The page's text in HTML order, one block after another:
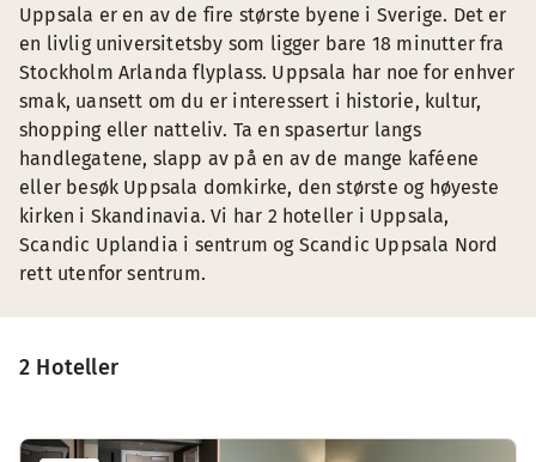
2 Hoteller
Uppsala er en av de fire største byene i Sverige. Det er
en livlig universitetsby som ligger bare 18 minutter fra
Stockholm Arlanda flyplass. Uppsala har noe for enhver
smak, uansett om du er interessert i historie, kultur,
shopping eller natteliv. Ta en spasertur langs
handlegatene, slapp av på en av de mange kaféene
eller besøk Uppsala domkirke, den største og høyeste
kirken i Skandinavia. Vi har 2 hoteller i Uppsala,
Scandic Uplandia i sentrum og Scandic Uppsala Nord
rett utenfor sentrum.